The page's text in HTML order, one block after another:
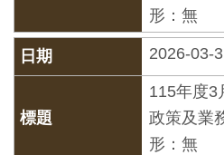
便
民
務
形：無
2026-03-
115年度3
政策及業
形：無